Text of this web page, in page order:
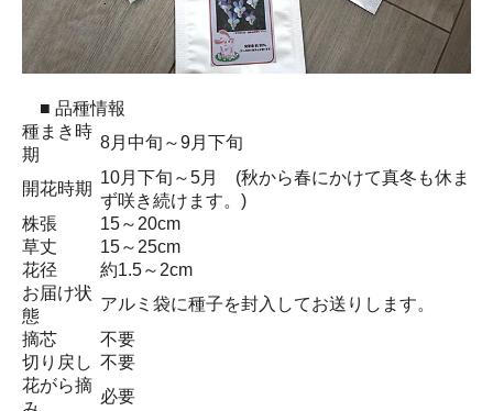
■ 品種情報
種まき時
期
8月中旬～9月下旬
開花時期
10月下旬～5月 (秋から春にかけて真冬も休ま
ず咲き続けます。)
株張
15～20cm
草丈
15～25cm
花径
約1.5～2cm
お届け状
態
アルミ袋に種子を封入してお送りします。
摘芯
不要
切り戻し 不要
花がら摘
必要